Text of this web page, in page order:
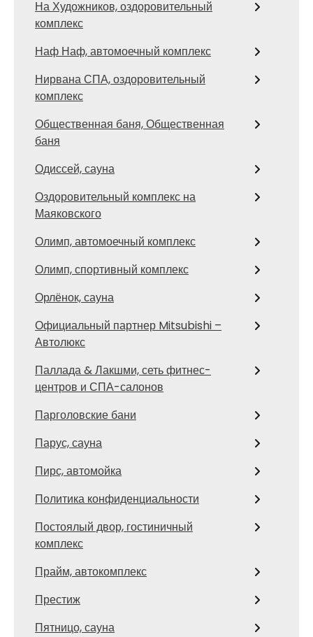
На Художников, оздоровительный
комплекс
Наф Наф, автомоечный комплекс
Нирвана СПА, оздоровительный
комплекс
Общественная баня, Общественная
баня
Одиссей, сауна
Оздоровительный комплекс на
Маяковского
Олимп, автомоечный комплекс
Олимп, спортивный комплекс
Орлёнок, сауна
Официальный партнер Mitsubishi –
Автолюкс
Паллада & Лакшми, сеть фитнес-
центров и СПА-салонов
Парголовские бани
Парус, сауна
Пирс, автомойка
Политика конфиденциальности
Постоялый двор, гостиничный
комплекс
Прайм, автокомплекс
Престиж
Пятницо, сауна